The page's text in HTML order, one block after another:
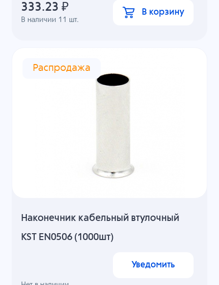
В наличии 11 шт.
333.23 ₽ В корзину
Распродажа
Наконечник кабельный втулочный
KST EN0506 (1000шт)
Уведомить